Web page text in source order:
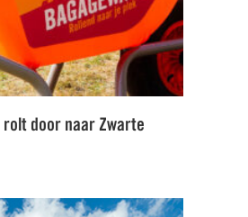
rolt door naar Zwarte